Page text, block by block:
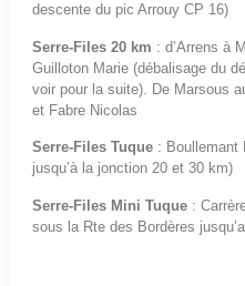
descente du pic Arrouy CP 16)
Serre-Files 20 km : d’Arrens à
Guilloton Marie (débalisage du
voir pour la suite). De Marsous
et Fabre Nicolas
Serre-Files Tuque: Boullemant
jusqu’à la jonction 20 et 30 km)
Serre-Files Mini Tuque:
sous la Rte des Bordères